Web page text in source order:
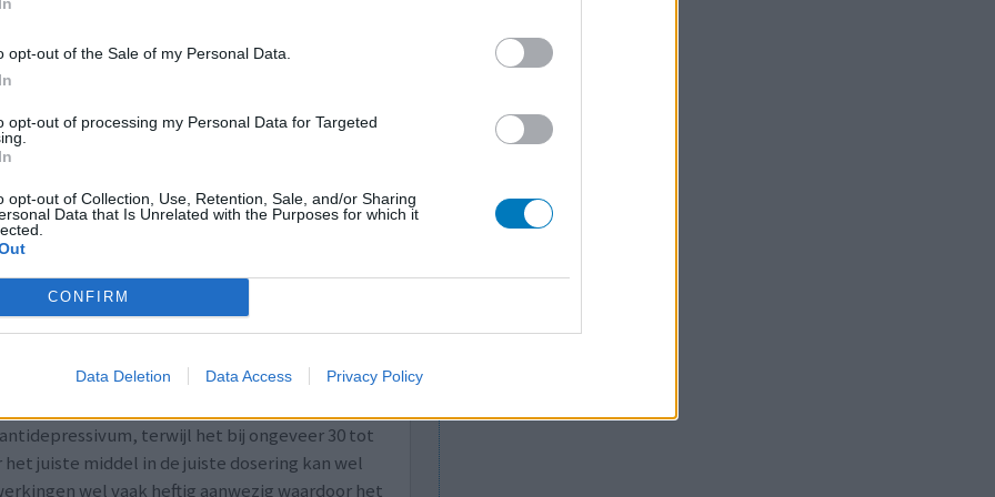
opt-out of the Sale of my Personal Data.
opt-out of processing my Personal Data for Targeted
opt-out of Collection, Use, Retention, Sale, and/or Sharing
Data that Is Unrelated with the Purposes for which it
CONFIRM
Data Deletion Data Access Privacy Policy
effectief te zijn als een aanvullende
werden verminderd en het effect bleek
aanwijzingen dat omega-3-supplementen
van ADHD. Wat is Omega-3? Omega
De bekendste zijn het plantaardige alfa-
(DHA). De vette vissoorten
belangrijke bronnen. Vissen halen de EPA
direct uit algen.
09-2019)
terwijl het bij ongeveer 30 tot
juiste middel in de juiste dosering kan wel
wel vaak heftig aanwezig waardoor het